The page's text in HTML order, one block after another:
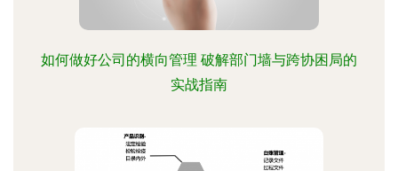
如何做好公司的横向管理 破解部门墙与跨协困局的
实战指南